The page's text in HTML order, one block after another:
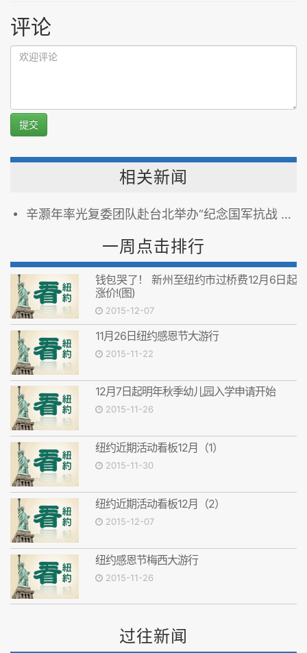
评论
提交
相关新闻
辛灏年率光复委团队赴台北举办“纪念国军抗战 光复民国大陆”研讨会
一周点击排行
钱包哭了！ 新州至纽约市过桥费12月6日起
涨价!(图)
2015-12-07
11月26日纽约感恩节大游行
2015-11-22
12月7日起明年秋季幼儿园入学申请开始
2015-11-26
纽约近期活动看板12月（1）
2015-11-30
纽约近期活动看板12月（2）
2015-12-07
纽约感恩节梅西大游行
2015-11-26
过往新闻